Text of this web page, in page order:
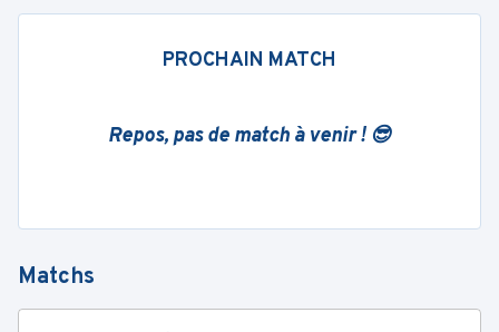
PROCHAIN MATCH
Repos, pas de match à venir ! 😎
Matchs